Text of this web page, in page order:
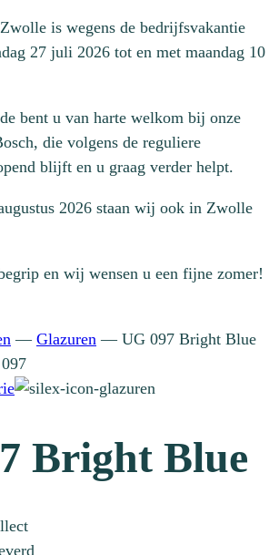
is wegens de bedrijfsvakantie
27 juli 2026 tot en met maandag 10
bent u van harte welkom bij onze
die volgens de reguliere
blijft en u graag verder helpt.
2026 staan wij ook in Zwolle
en wij wensen u een fijne zomer!
— Glazuren — UG 097 Bright Blue
Bright Blue